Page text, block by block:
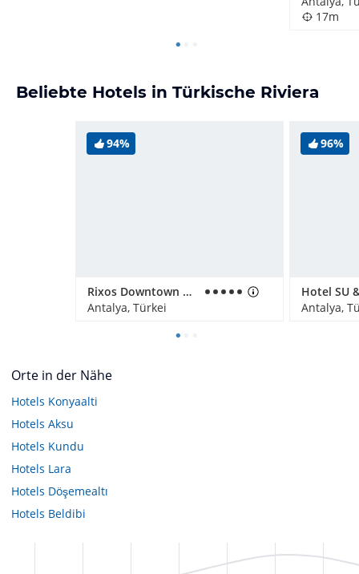
17m
Beliebte Hotels in Türkische Riviera
94%
Rixos Downtown Antalya
Antalya, Türkei
96%
Antalya,
Orte in der Nähe
Hotels Konyaalti
Hotels Aksu
Hotels Kundu
Hotels Lara
Hotels Döşemealtı
Hotels Beldibi